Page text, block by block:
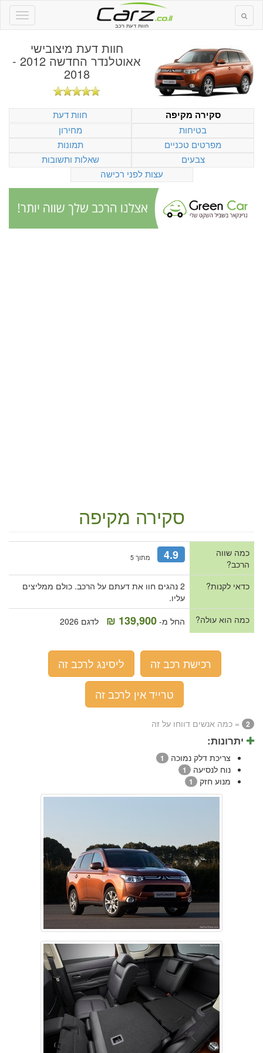
חוות דעת רכב
חוות דעת מיצובישי
אאוטלנדר החדשה 2012 -
2018
סקירה מקיפה
חוות דעת
בטיחות
מחירון
מפרטים טכניים
תמונות
צבעים
שאלות ותשובות
עצות לפני רכישה
סקירה מקיפה
כמה שווה
הרכב?
4.9 מתוך 5
כדאי לקנות?
2 נהגים חוו את דעתם על הרכב. כולם ממליצים
עליו.
כמה הוא עולה?
החל מ- 139,900 ₪ לדגם 2026
רכישת רכב זה
ליסינג לרכב זה
טרייד אין לרכב זה
2 = כמה אנשים דווחו על זה
יתרונות:
צריכת דלק נמוכה 1
נוח לנסיעה 1
מנוע חזק 1